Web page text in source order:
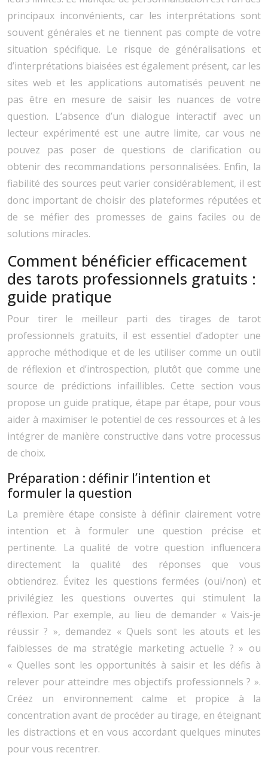
principaux inconvénients, car les interprétations sont
souvent générales et ne tiennent pas compte de votre
situation spécifique. Le risque de généralisations et
d’interprétations biaisées est également présent, car les
sites web et les applications automatisés peuvent ne
pas être en mesure de saisir les nuances de votre
question. L’absence d’un dialogue interactif avec un
lecteur expérimenté est une autre limite, car vous ne
pouvez pas poser de questions de clarification ou
obtenir des recommandations personnalisées. Enfin, la
fiabilité des sources peut varier considérablement, il est
donc important de choisir des plateformes réputées et
de se méfier des promesses de gains faciles ou de
solutions miracles.
Comment bénéficier efficacement
des tarots professionnels gratuits :
guide pratique
Pour tirer le meilleur parti des tirages de tarot
professionnels gratuits, il est essentiel d’adopter une
approche méthodique et de les utiliser comme un outil
de réflexion et d’introspection, plutôt que comme une
source de prédictions infaillibles. Cette section vous
propose un guide pratique, étape par étape, pour vous
aider à maximiser le potentiel de ces ressources et à les
intégrer de manière constructive dans votre processus
de choix.
Préparation : définir l’intention et
formuler la question
La première étape consiste à définir clairement votre
intention et à formuler une question précise et
pertinente. La qualité de votre question influencera
directement la qualité des réponses que vous
obtiendrez. Évitez les questions fermées (oui/non) et
privilégiez les questions ouvertes qui stimulent la
réflexion. Par exemple, au lieu de demander « Vais-je
réussir ? », demandez « Quels sont les atouts et les
faiblesses de ma stratégie marketing actuelle ? » ou
« Quelles sont les opportunités à saisir et les défis à
relever pour atteindre mes objectifs professionnels ? ».
Créez un environnement calme et propice à la
concentration avant de procéder au tirage, en éteignant
les distractions et en vous accordant quelques minutes
pour vous recentrer.